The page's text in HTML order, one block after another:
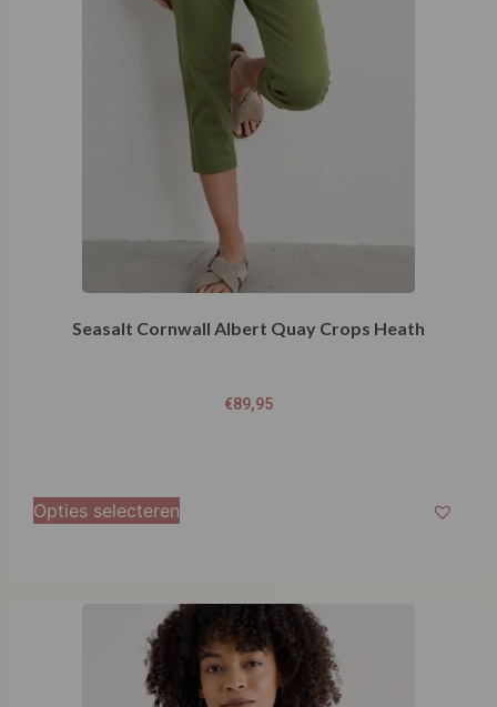
Seasalt Cornwall Albert Quay Crops Heath
€89,95
Opties selecteren